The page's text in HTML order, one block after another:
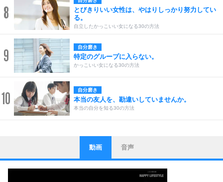
8
とびきりいい女性は、やはりしっかり努力してい
る。
自立したかっこいい女になる30の方法
9 自分磨き
特定のグループに入らない。
かっこいい女になる30の方法
10 自分磨き
本当の友人を、勘違いしていませんか。
本当の自分を知る30の方法
1
ストレス対策
他人と比べない。
いっそのこと、他人を見ない。
いらいらしない人になる30の方法
動画 音声